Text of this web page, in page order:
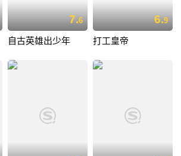
7.6
自古英雄出少年
6.9
打工皇帝